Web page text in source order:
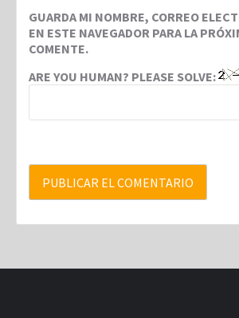
GUARDA MI NOMBRE, CORREO
EN ESTE NAVEGADOR PARA LA
COMENTE.
ARE YOU HUMAN? PLEASE SOLVE: